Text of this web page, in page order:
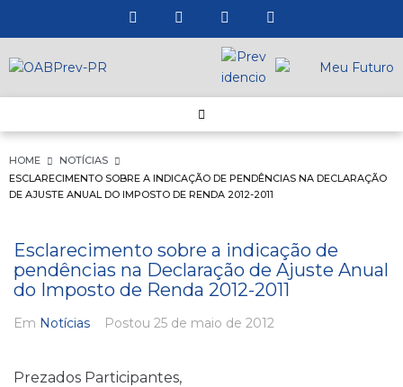
HOME
NOTÍCIAS
ESCLARECIMENTO SOBRE A INDICAÇÃO DE PENDÊNCIAS NA DECLARAÇÃO
DE AJUSTE ANUAL DO IMPOSTO DE RENDA 2012-2011
Esclarecimento sobre a indicação de
pendências na Declaração de Ajuste Anual
do Imposto de Renda 2012-2011
Em Notícias Postou 25 de maio de 2012
Prezados Participantes,